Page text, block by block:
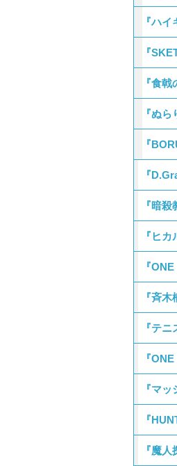
『ハ
『
『食
『ぬ
『
『
『暗
『ヒ
『
『斉
『テ
『
『マ
『
『魔